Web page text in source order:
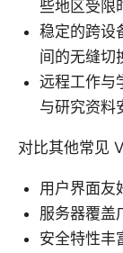
些地区受限
稳定的跨设
间的无缝切
远程工作与
与研究资料
对比其他常见
用户界面友
服务器覆盖
安全特性丰